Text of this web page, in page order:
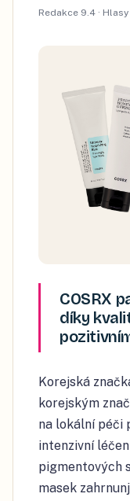
Redakce 9.4 · Hlasy
COSRX
díky
Korejská
korejským
na lokální péči
intenzivní
pigmentových
masek